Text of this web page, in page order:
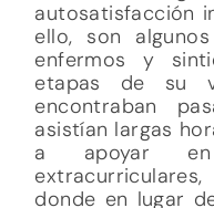
autosatisfacción
ello, son
enfermos y
etapas de su
encontraban
asistían largas
a apoyar en
donde en lugar